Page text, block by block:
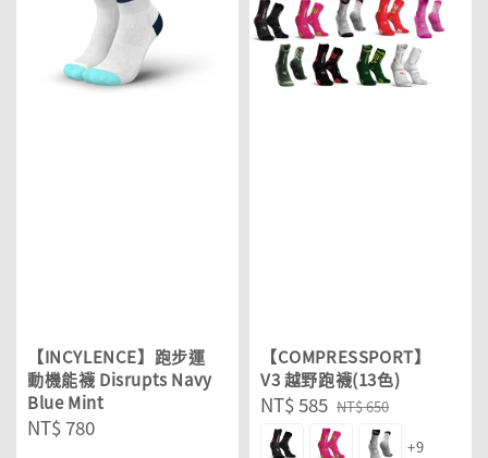
【INCYLENCE】跑步運
動機能襪 Disrupts Navy
Blue Mint
Regular
NT$ 780
【COMPRESSPORT】
V3 越野跑襪(13色)
Sale
price
NT$ 585 Regular
price
NT$ 650
+9